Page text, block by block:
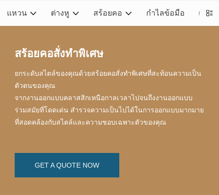
แหวน ต่างหู สร้อยคอ กำไลข้อมือ เครื่อ
สร้อยคอสั่งทำพิเศษ
ยกระดับสไตล์ของคุณด้วยสร้อยคอสั่งทำพิเศษที่สะท้อนความเป็น
ตัวตนของคุณ
จากงานออกแบบคลาสสิกเหนือกาลเวลาไปจนถึงงานออกแบบ
ร่วมสมัยที่โดดเด่น สำรวจความเป็นไปได้ในการออกแบบมากมาย
ที่สอดคล้องกับสไตล์และความชอบเฉพาะตัวของคุณ
GET A QUOTE NOW